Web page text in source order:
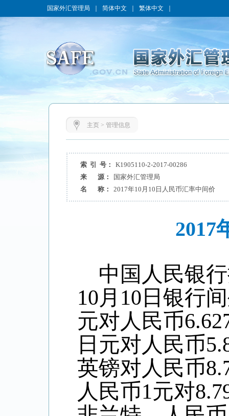
国家外汇管理局 简体中文 繁体中文
主页> 管理信息
索 引 号：
K1905110-2-2017-00286
来 源：
国家外汇管理局
名 称：
2017年10月10日人民币汇率中间价
2017
中国人民银
10月 10 日银行
元对人民币6.
日元对人民币5.
英镑对人民币8
人民币1元对